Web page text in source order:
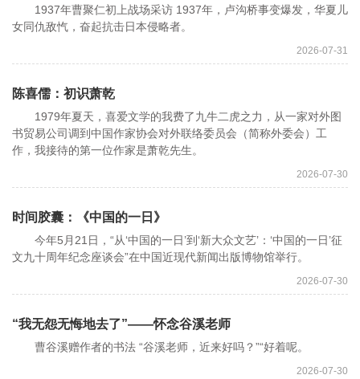
1937年曹聚仁初上战场采访 1937年，卢沟桥事变爆发，华夏儿
女同仇敌忾，奋起抗击日本侵略者。
2026-07-31
陈喜儒：初识萧乾
1979年夏天，喜爱文学的我费了九牛二虎之力，从一家对外图
书贸易公司调到中国作家协会对外联络委员会（简称外委会）工
作，我接待的第一位作家是萧乾先生。
2026-07-30
时间胶囊：《中国的一日》
今年5月21日，“从‘中国的一日’到‘新大众文艺’：‘中国的一日’征
文九十周年纪念座谈会”在中国近现代新闻出版博物馆举行。
2026-07-30
“我无怨无悔地去了”——怀念谷溪老师
曹谷溪赠作者的书法 “谷溪老师，近来好吗？”“好着呢。
2026-07-30